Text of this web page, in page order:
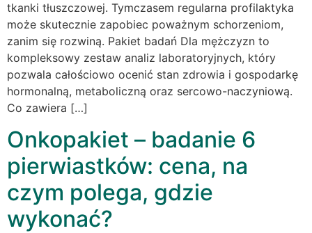
tkanki tłuszczowej. Tymczasem regularna profilaktyka
może skutecznie zapobiec poważnym schorzeniom,
zanim się rozwiną. Pakiet badań Dla mężczyzn to
kompleksowy zestaw analiz laboratoryjnych, który
pozwala całościowo ocenić stan zdrowia i gospodarkę
hormonalną, metaboliczną oraz sercowo-naczyniową.
Co zawiera […]
Onkopakiet – badanie 6
pierwiastków: cena, na
czym polega, gdzie
wykonać?